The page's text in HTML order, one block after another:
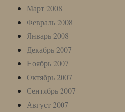
Март 2008
Февраль 2008
Январь 2008
Декабрь 2007
Ноябрь 2007
Октябрь 2007
Сентябрь 2007
Август 2007